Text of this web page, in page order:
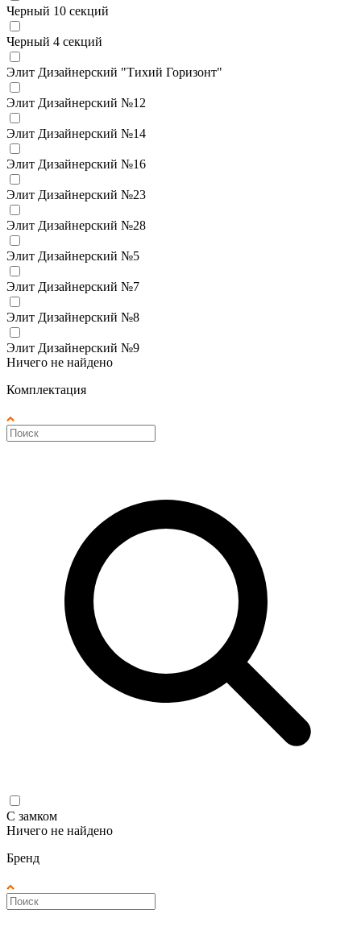
Черный 10 секций
Черный 4 секций
Элит Дизайнерский "Тихий Горизонт"
Элит Дизайнерский №12
Элит Дизайнерский №14
Элит Дизайнерский №16
Элит Дизайнерский №23
Элит Дизайнерский №28
Элит Дизайнерский №5
Элит Дизайнерский №7
Элит Дизайнерский №8
Элит Дизайнерский №9
Ничего не найдено
Комплектация
С замком
Ничего не найдено
Бренд